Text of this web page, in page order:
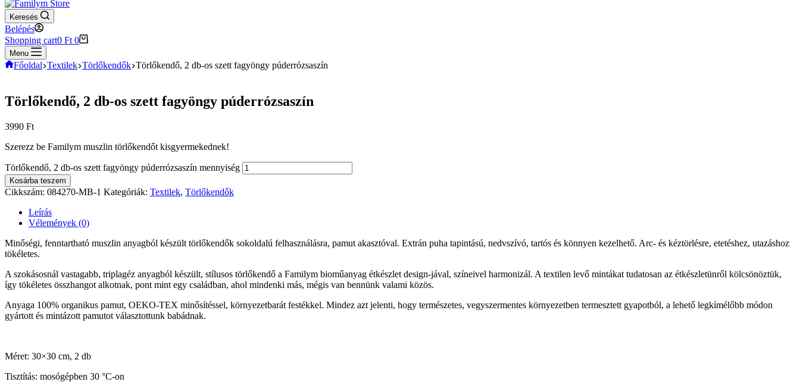
Keresés
Belépés
Shopping cart0 Ft 0
Menu
Főoldal Textilek Törlőkendők Törlőkendő, 2 db-os szett fagyöngy púderrózsaszín
Törlőkendő, 2 db-os szett fagyöngy púderrózsaszín
3990 Ft
Szerezz be Familym muszlin törlőkendőt kisgyermekednek!
Törlőkendő, 2 db-os szett fagyöngy púderrózsaszín mennyiség
Kosárba teszem
Cikkszám: 084270-MB-1 Kategóriák: Textilek, Törlőkendők
Leírás
Vélemények (0)
Minőségi, fenntartható muszlin anyagból készült törlőkendők sokoldalú felhasználásra, pamut akasztóval. Extrán puha tapintású, nedvszívó, tartós és könnyen kezelhető. Arc- és kéztörlésre, etetéshez, utazáshoz
tökéletes.
A szokásosnál vastagabb, triplagéz anyagból készült, stílusos törlőkendő a Familym bioműanyag étkészlet design-jával, színeivel harmonizál. A textilen levő mintákat tudatosan az étkészletünről kölcsönöztük,
így tökéletes összhangot alkotnak, pont mint egy családban, ahol mindenki más, mégis van bennünk valami közös.
Anyaga 100% organikus pamut, OEKO-TEX minősítéssel, környezetbarát festékkel. Mindez azt jelenti, hogy természetes, vegyszermentes környezetben termesztett gyapotból, a lehető legkímélőbb módon
gyártott és mintázott pamutot választottunk babádnak.
Méret: 30×30 cm, 2 db
Tisztítás: mosógépben 30 °C-on